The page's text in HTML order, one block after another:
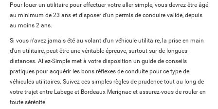
Pour louer un utilitaire pour effectuer votre aller simple, vous devrez être âgé
au minimum de 23 ans et disposer d'un permis de conduire valide, depuis
au moins 2 ans.
Si vous n'avez jamais été au volant d'un véhicule utilitaire, la prise en main
d'un utilitaire, peut être une véritable épreuve, surtout sur de longues
distances. Allez-Simple met à votre disposition un guide de conseils
pratiques pour acquérir les bons réflexes de conduite pour ce type de
véhicules utilitaires. Suivez ces simples règles de prudence tout au long de
votre trajet entre Labege et Bordeaux Merignac et assurez-vous de rouler en
toute sérénité.